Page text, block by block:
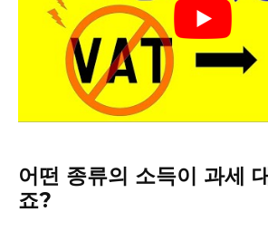
어떤 종류의 소득이 과세
죠?